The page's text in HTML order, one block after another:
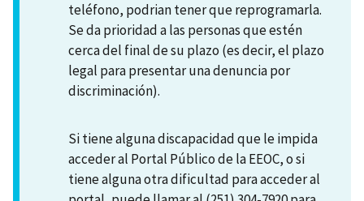
teléfono, podrian tener que reprogramarla.
Se da prioridad a las personas que estén
cerca del final de su plazo (es decir, el plazo
legal para presentar una denuncia por
discriminación).
Si tiene alguna discapacidad que le impida
acceder al Portal Público de la EEOC, o si
tiene alguna otra dificultad para acceder al